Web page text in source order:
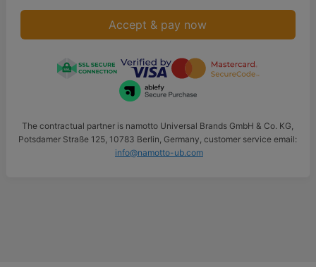
Accept & pay now
The contractual partner is namotto Universal Brands GmbH & Co. KG,
Potsdamer Straße 125, 10783 Berlin, Germany, customer service email:
info@namotto-ub.com